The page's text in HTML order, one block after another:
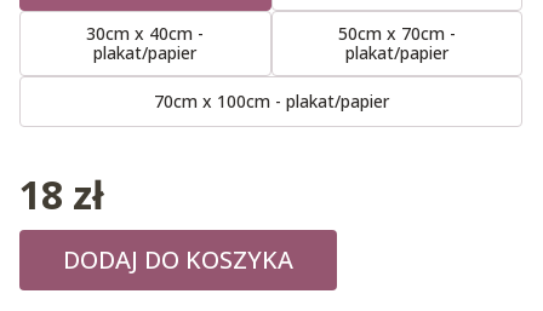
30cm x 40cm -
plakat/papier
50cm x 70cm -
plakat/papier
70cm x 100cm - plakat/papier
18 zł
DODAJ DO KOSZYKA